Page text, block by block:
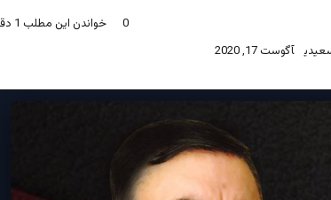
آگوست 17, 2020
0 خواندن این مطلب 1 دقیقه زمان میبرد